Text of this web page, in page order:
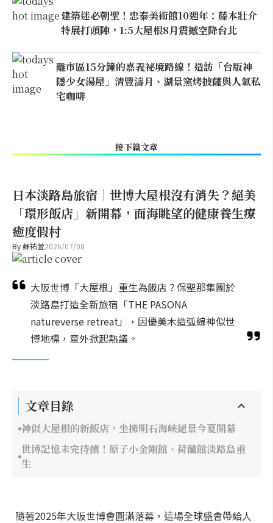
建築迷必朝聖！忠泰美術館10週年：藤本壯介
特展打頭陣，1:5大屋根8月震撼空降台北
離市區15分鐘的嘉義祕境路線！造訪「台版神
隱少女湯屋」清豐濤月、湖景窯烤披薩與人氣私
宅咖啡
接下篇文章
日本淡路島旅宿｜世博大屋根沒有消失？絕美
「環形飯店」新開幕，面海眺望的健康養生療
癒度假村
By蘇祐萱2026/07/08
大阪世博「大屋根」重生為飯店？保聖那集團於
淡路島打造全新旅宿「THE PASONA
natureverse retreat」，因優美木造弧線神似世
博地標，意外掀起熱議。
文章目錄
神似大屋根的新飯店，坐擁明石海峽絕景今夏開幕
世博記憶未完待續！原子小金剛館、荷蘭館淡路島重
生
隨著2025年大阪世博會圓滿落幕，這場全球盛會帶給人